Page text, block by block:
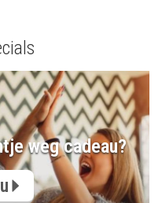
weg cadeau?